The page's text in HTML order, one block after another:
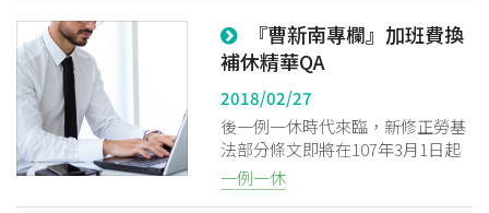
『曹新南專欄』加班費換
補休精華QA
2018/02/27
後一例一休時代來臨，新修正勞基
法部分條文即將在107年3月1日起
正式實施，最近有許多朋友紛紛在
討論詢問，尤其是加班費換補休的
一例一休